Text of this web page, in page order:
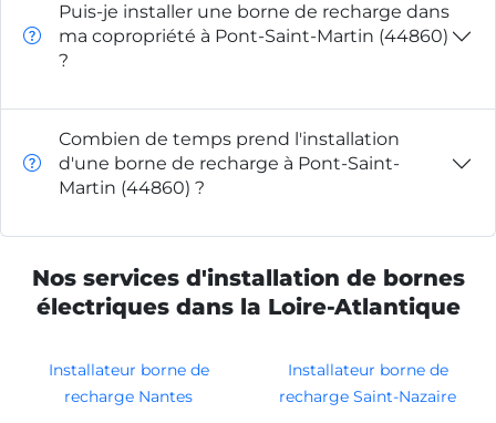
Puis-je installer une borne de recharge dans
ma copropriété à Pont-Saint-Martin (44860)
?
Combien de temps prend l'installation
d'une borne de recharge à Pont-Saint-
Martin (44860) ?
Nos services d'installation de bornes
électriques dans la Loire-Atlantique
Installateur borne de
recharge Nantes
Installateur borne de
recharge Saint-Nazaire